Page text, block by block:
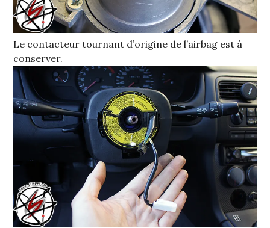
Le contacteur tournant d’origine de l’airbag est à
conserver.